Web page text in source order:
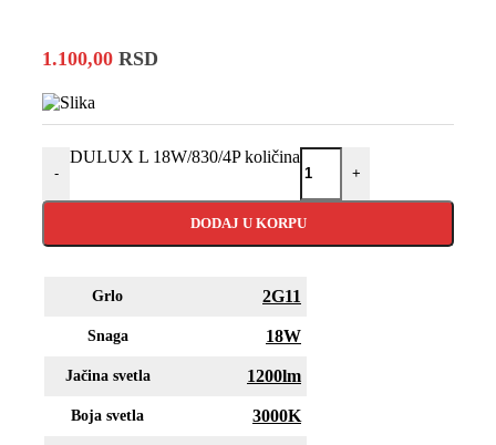
1.100,00 RSD
-
DULUX L 18W/830/4P količina
+
DODAJ U KORPU
Grlo 2G11
Snaga 18W
Jačina svetla 1200lm
Boja svetla 3000K